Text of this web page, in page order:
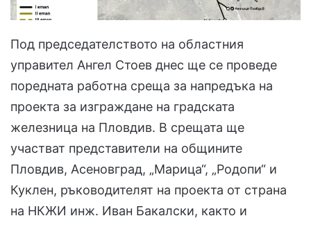
Под председателството на областния
управител Ангел Стоев днес ще се проведе
поредната работна среща за напредъка на
проекта за изграждане на градската
железница на Пловдив. В срещата ще
участват представители на общините
Пловдив, Асеновград, „Марица“, „Родопи“ и
Куклен, ръководителят на проекта от страна
на НКЖИ инж. Иван Бакалски, както и